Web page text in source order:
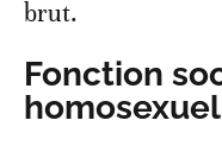
brut.
Fonction